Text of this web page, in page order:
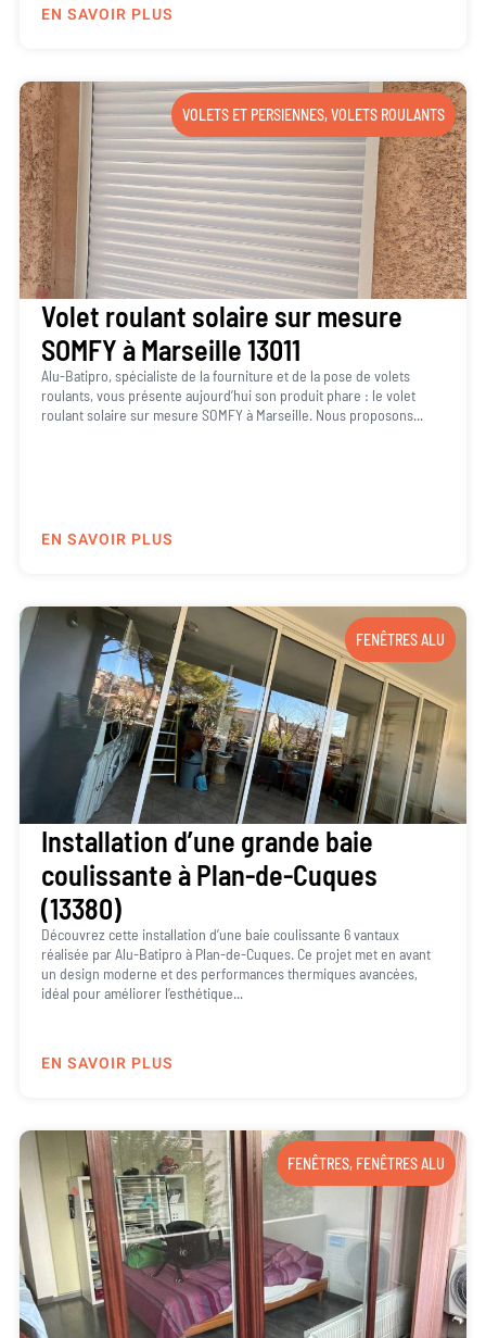
EN SAVOIR PLUS
VOLETS ET PERSIENNES,VOLETS ROULANTS
Volet roulant solaire sur mesure
SOMFY à Marseille 13011
Alu-Batipro, spécialiste de la fourniture et de la pose de volets
roulants, vous présente aujourd’hui son produit phare : le volet
roulant solaire sur mesure SOMFY à Marseille. Nous proposons...
EN SAVOIR PLUS
FENÊTRES ALU
Installation d’une grande baie
coulissante à Plan-de-Cuques
(13380)
Découvrez cette installation d’une baie coulissante 6 vantaux
réalisée par Alu-Batipro à Plan-de-Cuques. Ce projet met en avant
un design moderne et des performances thermiques avancées,
idéal pour améliorer l’esthétique...
EN SAVOIR PLUS
FENÊTRES, FENÊTRES ALU